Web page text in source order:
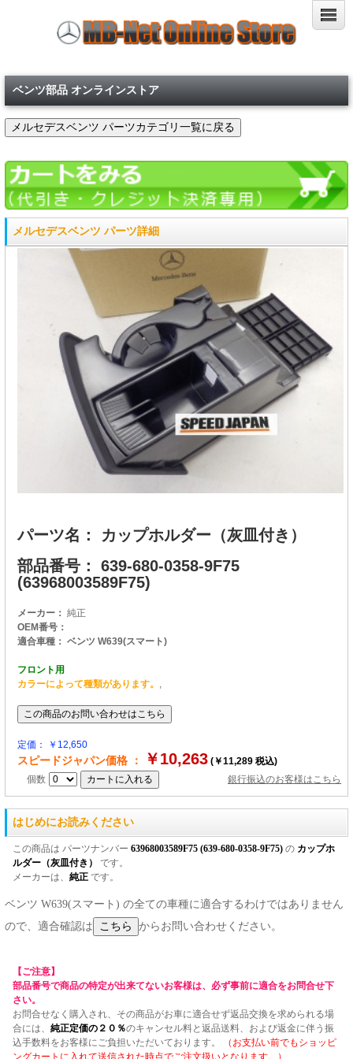
ベンツ部品 オンラインストア
メルセデスベンツ パーツ詳細
パーツ名： カップホルダー（灰皿付き）
部品番号： 639-680-0358-9F75
(63968003589F75)
メーカー： 純正
OEM番号：
適合車種： ベンツ W639(スマート)
フロント用
カラーによって種類があります。
定価： ￥12,650
スピードジャパン価格 ： ￥10,263 (￥11,289 税込)
個数
銀行振込のお客様はこちら
はじめにお読みください
この商品は パーツナンバー 63968003589F75 (639-680-0358-9F75) の カップホ
ルダー（灰皿付き）
です。
メーカーは、 純正 です。
ベンツ W639(スマート) の全ての車種に適合するわけではありません
ので、適合確認は
からお問い合わせください。
【ご注意】
部品番号で商品の特定が出来てないお客様は、必ず事前に適合をお問合せ下
さい。
お問合せなく購入され、その商品がお車に適合せず返品交換を求められる場
合には、 純正定価の２０％のキャンセル料と返品送料、および返金に伴う振
込手数料をお客様にご負担いただいております。
（お支払い前でもショッピ